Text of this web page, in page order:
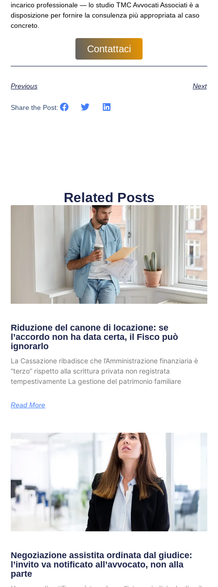
incarico professionale — lo studio TMC Avvocati Associati è a
disposizione per fornire la consulenza più appropriata al caso
concreto.
Contattaci
Previous Next
Share the Post:
Related Posts
Riduzione del canone di locazione: se
l’accordo non ha data certa, il Fisco può
ignorarlo
La Cassazione ribadisce che l’Amministrazione finanziaria è
“terzo” rispetto alla scrittura privata non registrata
tempestivamente La gestione del patrimonio familiare
Read More
Negoziazione assistita ordinata dal giudice:
l’invito va notificato all’avvocato, non alla
parte